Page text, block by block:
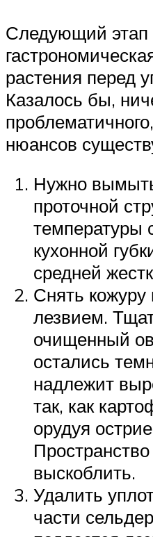
Следующий этап
растения перед
Казалось бы,
нюансов
Нужно
проточной
кухонной
средней
Снять кожуру
лезвием.
очищенный
остались
надлежит
так, как
орудуя
выскоблить.
Удалить
части